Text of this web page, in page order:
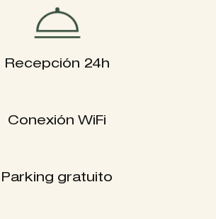
Recepción 24h
Conexión WiFi
Parking gratuito